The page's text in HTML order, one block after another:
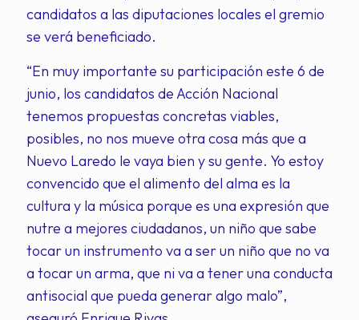
candidatos a las diputaciones locales el gremio
se verá beneficiado.
“En muy importante su participación este 6 de
junio, los candidatos de Acción Nacional
tenemos propuestas concretas viables,
posibles, no nos mueve otra cosa más que a
Nuevo Laredo le vaya bien y su gente. Yo estoy
convencido que el alimento del alma es la
cultura y la música porque es una expresión que
nutre a mejores ciudadanos, un niño que sabe
tocar un instrumento va a ser un niño que no va
a tocar un arma, que ni va a tener una conducta
antisocial que pueda generar algo malo”,